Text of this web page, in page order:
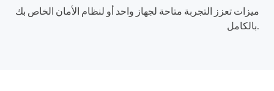
ميزات تعزز التجربة متاحة لجهاز واحد أو لنظام الأمان الخاص بك
بالكامل.